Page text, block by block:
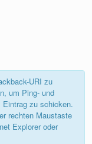
URI zu
um Ping- und
zu schicken.
rechten Maustaste
Explorer oder